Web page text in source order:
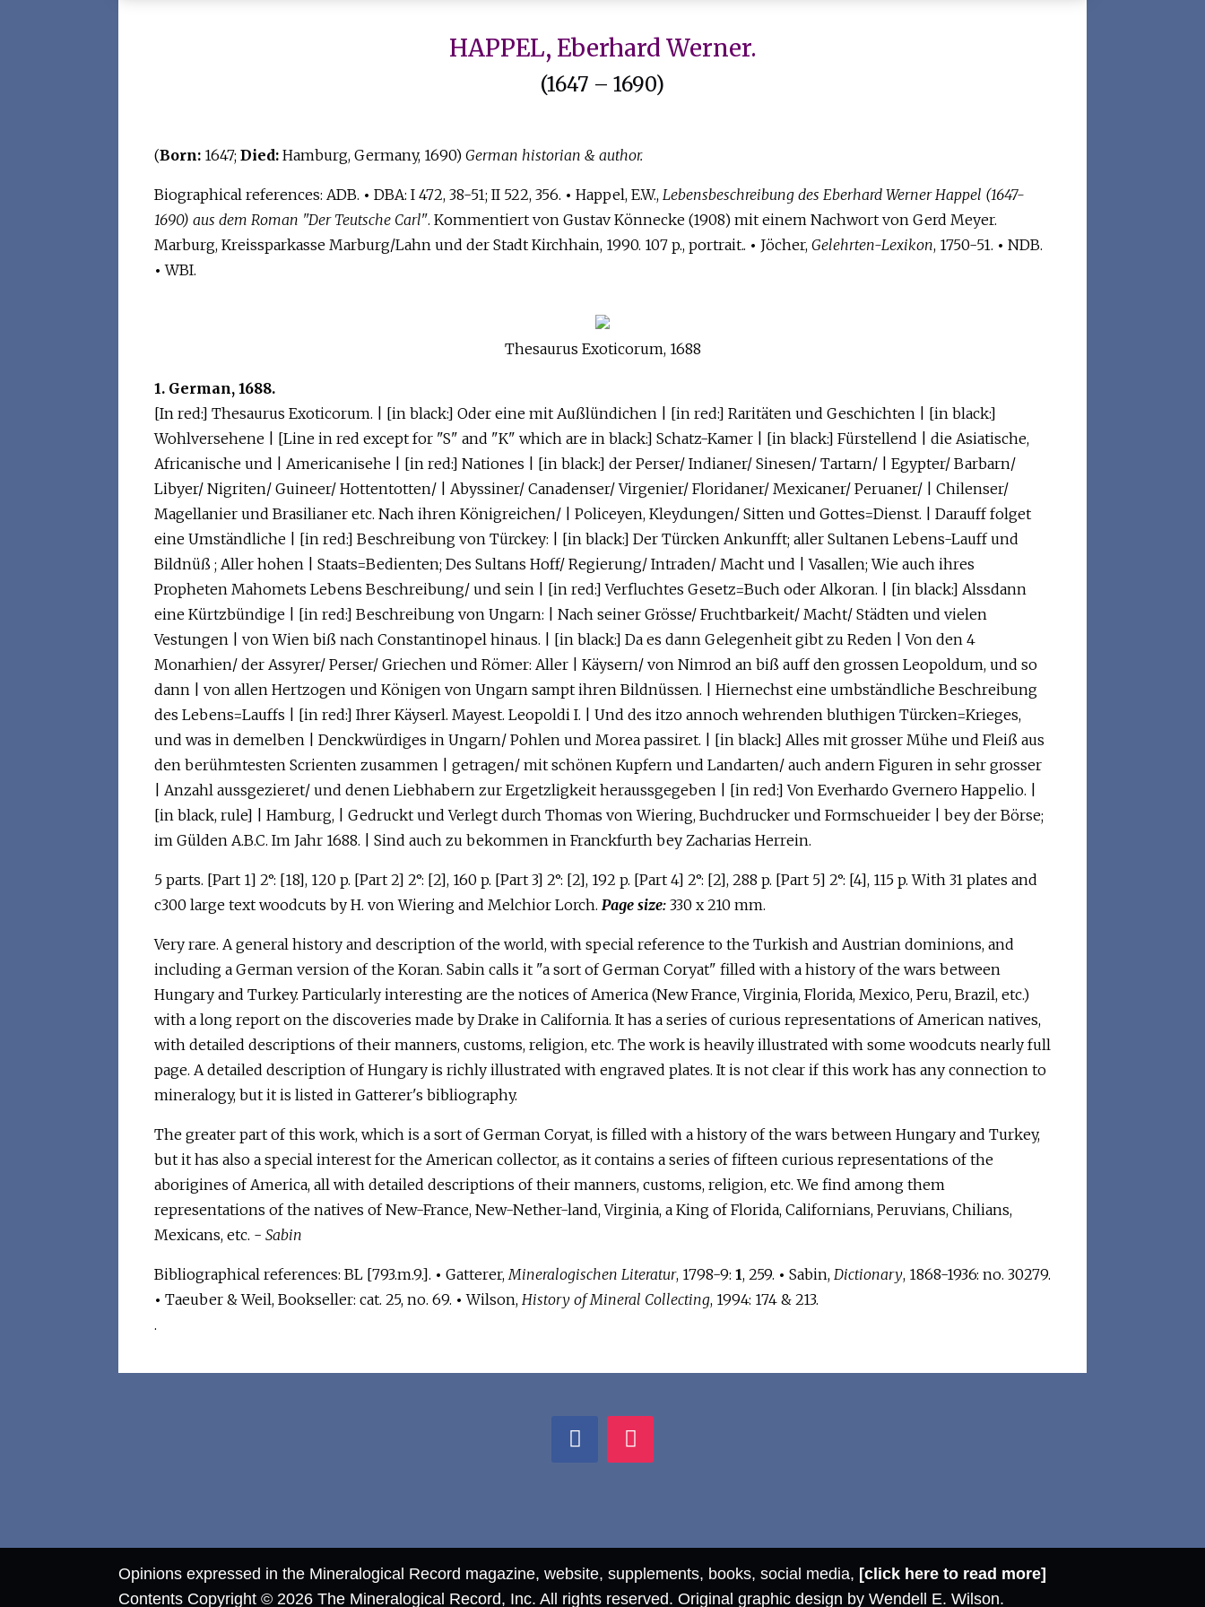
HAPPEL, Eberhard Werner.
(1647 – 1690)
(Born: 1647; Died: Hamburg, Germany, 1690) German historian & author.
Biographical references: ADB. • DBA: I 472, 38-51; II 522, 356. • Happel, E.W., Lebensbeschreibung des Eberhard Werner Happel (1647-
1690) aus dem Roman "Der Teutsche Carl". Kommentiert von Gustav Könnecke (1908) mit einem Nachwort von Gerd Meyer.
Marburg, Kreissparkasse Marburg/Lahn und der Stadt Kirchhain, 1990. 107 p., portrait.. • Jöcher, Gelehrten-Lexikon, 1750-51. • NDB.
• WBI.
Thesaurus Exoticorum, 1688
1. German, 1688.
[In red:] Thesaurus Exoticorum. | [in black:] Oder eine mit Außlündichen | [in red:] Raritäten und Geschichten | [in black:]
Wohlversehene | [Line in red except for "S" and "K" which are in black:] Schatz-Kamer | [in black:] Fürstellend | die Asiatische,
Africanische und | Americanisehe | [in red:] Nationes | [in black:] der Perser/ Indianer/ Sinesen/ Tartarn/ | Egypter/ Barbarn/
Libyer/ Nigriten/ Guineer/ Hottentotten/ | Abyssiner/ Canadenser/ Virgenier/ Floridaner/ Mexicaner/ Peruaner/ | Chilenser/
Magellanier und Brasilianer etc. Nach ihren Königreichen/ | Policeyen, Kleydungen/ Sitten und Gottes=Dienst. | Darauff folget
eine Umständliche | [in red:] Beschreibung von Türckey: | [in black:] Der Türcken Ankunfft; aller Sultanen Lebens-Lauff und
Bildnüß ; Aller hohen | Staats=Bedienten; Des Sultans Hoff/ Regierung/ Intraden/ Macht und | Vasallen; Wie auch ihres
Propheten Mahomets Lebens Beschreibung/ und sein | [in red:] Verfluchtes Gesetz=Buch oder Alkoran. | [in black:] Alssdann
eine Kürtzbündige | [in red:] Beschreibung von Ungarn: | Nach seiner Grösse/ Fruchtbarkeit/ Macht/ Städten und vielen
Vestungen | von Wien biß nach Constantinopel hinaus. | [in black:] Da es dann Gelegenheit gibt zu Reden | Von den 4
Monarhien/ der Assyrer/ Perser/ Griechen und Römer: Aller | Käysern/ von Nimrod an biß auff den grossen Leopoldum, und so
dann | von allen Hertzogen und Königen von Ungarn sampt ihren Bildnüssen. | Hiernechst eine umbständliche Beschreibung
des Lebens=Lauffs | [in red:] Ihrer Käyserl. Mayest. Leopoldi I. | Und des itzo annoch wehrenden bluthigen Türcken=Krieges,
und was in demelben | Denckwürdiges in Ungarn/ Pohlen und Morea passiret. | [in black:] Alles mit grosser Mühe und Fleiß aus
den berühmtesten Scrienten zusammen | getragen/ mit schönen Kupfern und Landarten/ auch andern Figuren in sehr grosser
| Anzahl aussgezieret/ und denen Liebhabern zur Ergetzligkeit heraussgegeben | [in red:] Von Everhardo Gvernero Happelio. |
[in black, rule] | Hamburg, | Gedruckt und Verlegt durch Thomas von Wiering, Buchdrucker und Formschueider | bey der Börse;
im Gülden A.B.C. Im Jahr 1688. | Sind auch zu bekommen in Franckfurth bey Zacharias Herrein.
5 parts. [Part 1] 2°: [18], 120 p. [Part 2] 2°: [2], 160 p. [Part 3] 2°: [2], 192 p. [Part 4] 2°: [2], 288 p. [Part 5] 2°: [4], 115 p. With 31 plates and
c300 large text woodcuts by H. von Wiering and Melchior Lorch. Page size: 330 x 210 mm.
Very rare. A general history and description of the world, with special reference to the Turkish and Austrian dominions, and
including a German version of the Koran. Sabin calls it "a sort of German Coryat" filled with a history of the wars between
Hungary and Turkey. Particularly interesting are the notices of America (New France, Virginia, Florida, Mexico, Peru, Brazil, etc.)
with a long report on the discoveries made by Drake in California. It has a series of curious representations of American natives,
with detailed descriptions of their manners, customs, religion, etc. The work is heavily illustrated with some woodcuts nearly full
page. A detailed description of Hungary is richly illustrated with engraved plates. It is not clear if this work has any connection to
mineralogy, but it is listed in Gatterer's bibliography.
The greater part of this work, which is a sort of German Coryat, is filled with a history of the wars between Hungary and Turkey,
but it has also a special interest for the American collector, as it contains a series of fifteen curious representations of the
aborigines of America, all with detailed descriptions of their manners, customs, religion, etc. We find among them
representations of the natives of New-France, New-Nether-land, Virginia, a King of Florida, Californians, Peruvians, Chilians,
Mexicans, etc. - Sabin
Bibliographical references: BL [793.m.9.]. • Gatterer,Mineralogischen Literatur, 1798-9: 1, 259. • Sabin, Dictionary, 1868-1936: no. 30279.
• Taeuber & Weil, Bookseller: cat. 25, no. 69. • Wilson, History of Mineral Collecting, 1994: 174 & 213.
.
Opinions expressed in the Mineralogical Record magazine, website, supplements, books, social media, [click here to read more]
Contents Copyright © 2026 The Mineralogical Record, Inc. All rights reserved. Original graphic design by Wendell E. Wilson.